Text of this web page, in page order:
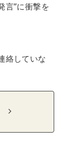
言”に衝撃を
絡していな